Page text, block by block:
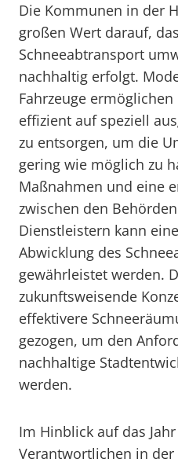
Die Kommunen in der
großen Wert darauf,
Schneeabtransport
nachhaltig erfolgt.
Fahrzeuge ermöglichen
effizient auf speziell
zu entsorgen, um die
gering wie möglich zu
Maßnahmen und eine
zwischen den
Dienstleistern kann
Abwicklung des
gewährleistet werden.
zukunftsweisende
effektivere
gezogen, um den
nachhaltige
werden.
Im Hinblick auf das
Verantwortlichen in